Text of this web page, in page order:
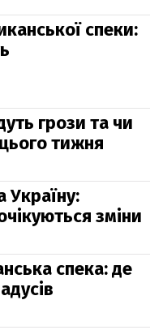
спеки:
грози та чи
тижня
Україну:
зміни
спека: де